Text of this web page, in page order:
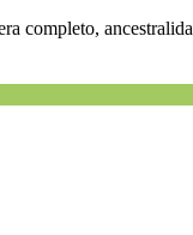
completo,